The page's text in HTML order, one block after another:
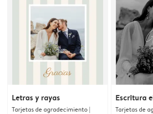
Letras y rayas
Tarjetas de agradecimiento |
Escritura
Tarjetas de